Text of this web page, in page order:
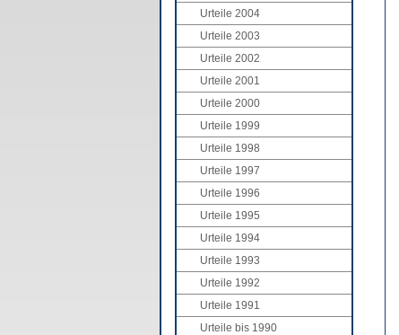
Urteile 2004
Urteile 2003
Urteile 2002
Urteile 2001
Urteile 2000
Urteile 1999
Urteile 1998
Urteile 1997
Urteile 1996
Urteile 1995
Urteile 1994
Urteile 1993
Urteile 1992
Urteile 1991
Urteile bis 1990